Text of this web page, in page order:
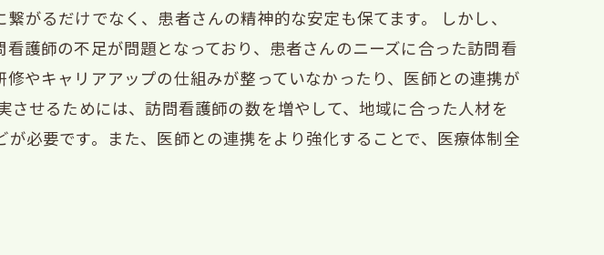
がるだけでなく、患者さんの精神的な安定も保てます。 しかし、
護師の不足が問題となっており、患者さんのニーズに合った訪問看
やキャリアアップの仕組みが整っていなかったり、医師との連携が
せるためには、訪問看護師の数を増やして、地域に合った人材を
必要です。また、医師との連携をより強化することで、医療体制全